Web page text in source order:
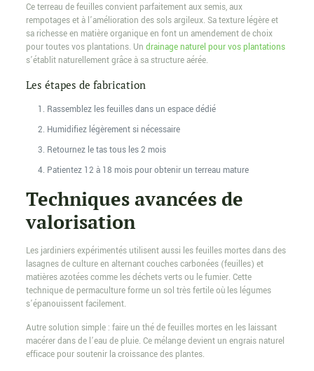
Ce terreau de feuilles convient parfaitement aux semis, aux
rempotages et à l’amélioration des sols argileux. Sa texture légère et
sa richesse en matière organique en font un amendement de choix
pour toutes vos plantations. Un drainage naturel pour vos plantations
s’établit naturellement grâce à sa structure aérée.
Les étapes de fabrication
Rassemblez les feuilles dans un espace dédié
Humidifiez légèrement si nécessaire
Retournez le tas tous les 2 mois
Patientez 12 à 18 mois pour obtenir un terreau mature
Techniques avancées de
valorisation
Les jardiniers expérimentés utilisent aussi les feuilles mortes dans des
lasagnes de culture en alternant couches carbonées (feuilles) et
matières azotées comme les déchets verts ou le fumier. Cette
technique de permaculture forme un sol très fertile où les légumes
s’épanouissent facilement.
Autre solution simple : faire un thé de feuilles mortes en les laissant
macérer dans de l’eau de pluie. Ce mélange devient un engrais naturel
efficace pour soutenir la croissance des plantes.